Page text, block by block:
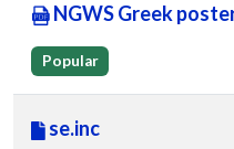
NGWS Greek
Popular
se.inc